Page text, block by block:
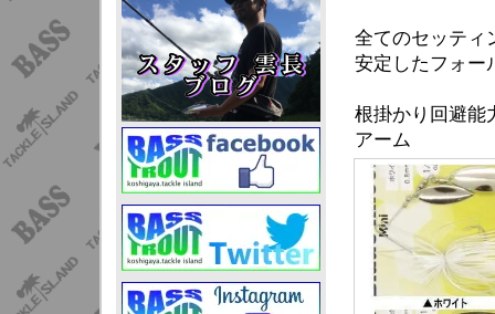
全てのセッティ
安定したフォー
根掛かり回避能
アーム